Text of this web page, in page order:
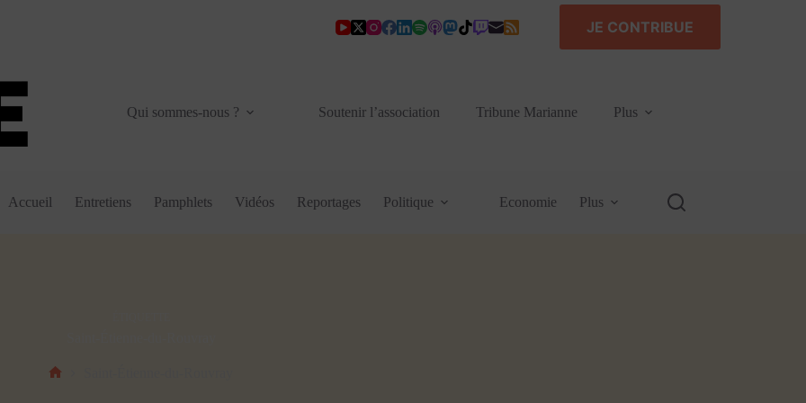
JE CONTRIBUE
Qui sommes-nous ? Soutenir l’association Tribune Marianne Plus
Accueil Entretiens Pamphlets Vidéos Reportages Politique Economie Plus